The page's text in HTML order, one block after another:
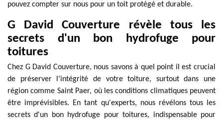
pouvez compter sur nous pour un toit protégé et durable.
G David Couverture révèle tous les
secrets d'un bon hydrofuge pour
toitures
Chez G David Couverture, nous savons à quel point il est crucial
de préserver l’intégrité de votre toiture, surtout dans une
région comme Saint Paer, où les conditions climatiques peuvent
être imprévisibles. En tant qu'experts, nous révélons tous les
secrets d'un bon hydrofuge pour toitures, indispensable pour